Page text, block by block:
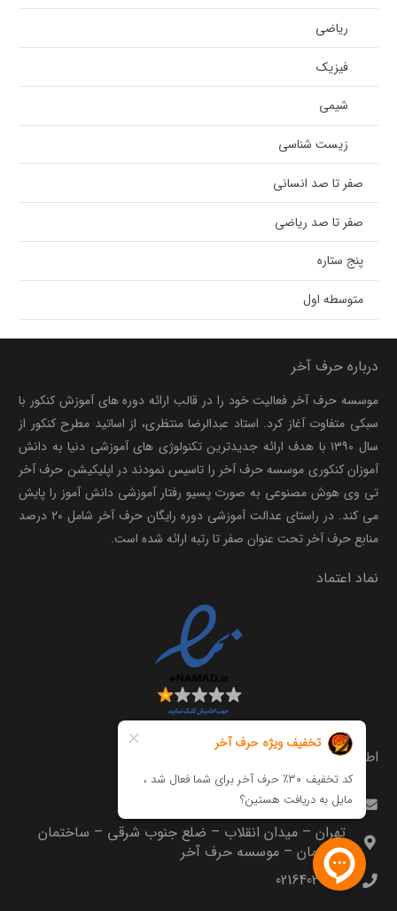
ریاضی
فیزیک
شیمی
زیست شناسی
صفر تا صد انسانی
صفر تا صد ریاضی
پنج ستاره
متوسطه اول
درباره حرف آخر
موسسه حرف آخر فعالیت خود را در قالب ارائه دوره های آموزش کنکور با
سبکی متفاوت آغاز کرد. استاد عبدالرضا منتظری، از اساتید مطرح کنکور از
سال ۱۳۹۰ با هدف ارائه جدیدترین تکنولوژی های آموزشی دنیا به دانش
آموزان کنکوری موسسه حرف آخر را تاسیس نمودند در اپلیکیشن حرف آخر
تی وی هوش مصنوعی به صورت پسیو رفتار آموزشی دانش آموز را پایش
می کند. در راستای عدالت آموزشی دوره رایگان حرف آخر شامل ۲۰ درصد
منابع حرف آخر تحت عنوان صفر تا رتبه ارائه شده است.
نماد اعتماد
اطلاعات تماس
info@harfeakhar.com
تهران – میدان انقلاب – ضلع جنوب شرقی – ساختمان
مترجمان – موسسه حرف آخر
02164035000